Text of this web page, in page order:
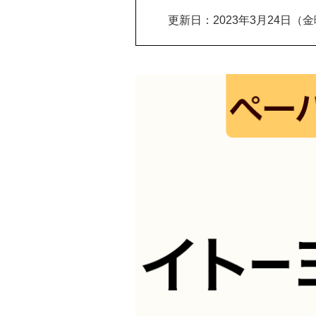
更新日：2023年3月24日（